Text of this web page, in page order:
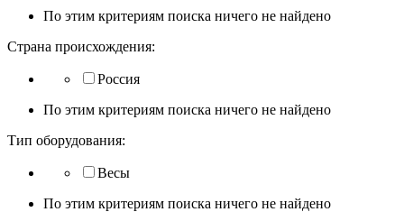
По этим критериям поиска ничего не найдено
Страна происхождения:
Россия
По этим критериям поиска ничего не найдено
Тип оборудования:
Весы
По этим критериям поиска ничего не найдено